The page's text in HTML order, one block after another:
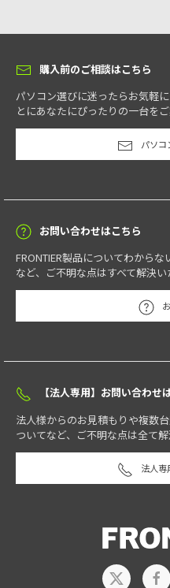
購入前のご相談はこちら
パソコン選びに迷ったらお気軽
とにあなたにぴったりの一台をご
パソコ
お問い合わせはこちら
FRONTIER製品についてわから
など、ご不明な点はすべて解決い
【法人専用】お問い合わせ
法人様からのお見積もりや複数
ついてなど、ご不明な点は全て解
法人専